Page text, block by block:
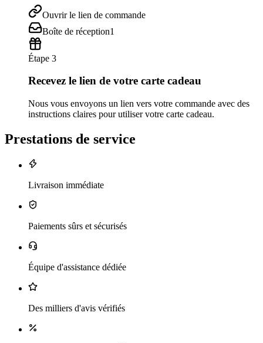
Ouvrir le lien de commande
Boîte de réception1
Étape 3
Recevez le lien de votre carte cadeau
Nous vous envoyons un lien vers votre commande avec des
instructions claires pour utiliser votre carte cadeau.
Prestations de service
Livraison immédiate
Paiements sûrs et sécurisés
Équipe d'assistance dédiée
Des milliers d'avis vérifiés